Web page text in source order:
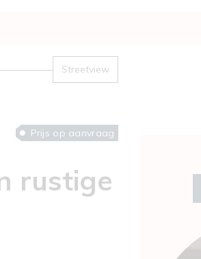
rustige
Prijs op aanvraag
Streetview